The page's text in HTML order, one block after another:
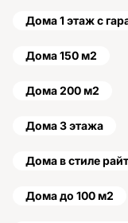
Дома 1 этаж с
Дома 150 м2
Дома 200 м2
Дома 3 этажа
Дома в стиле
Дома до 100 м2